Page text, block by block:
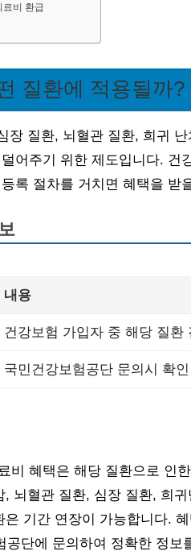
료비 환급
질환에 적용될까?
장 질환, 뇌혈관 질환, 희귀
어주기 위한 제도입니다. 건
록 절차를 거치면 혜택을 받
내용
건강보험 가입자 중 해당 질환
국민건강보험공단 문의시 확인
비 혜택은 해당 질환으로 인
, 뇌혈관 질환, 심장 질환, 희
은 기간 연장이 가능합니다.
공단에 문의하여 정확한 정